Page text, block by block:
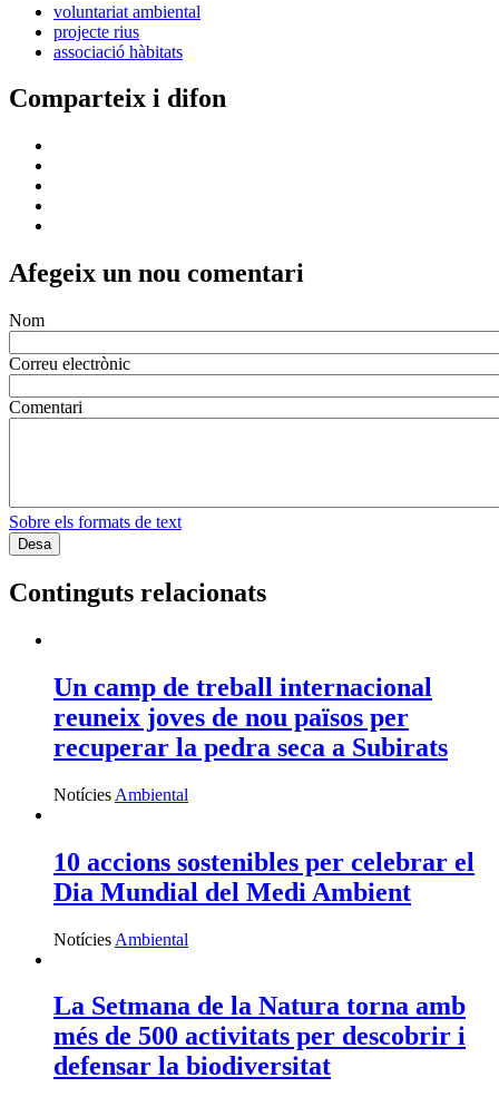
voluntariat ambiental
projecte rius
associació hàbitats
Comparteix i difon
Afegeix un nou comentari
Nom
Correu electrònic
Comentari
Sobre els formats de text
Continguts relacionats
Un camp de treball internacional
reuneix joves de nou països per
recuperar la pedra seca a Subirats
Notícies Ambiental
10 accions sostenibles per celebrar el
Dia Mundial del Medi Ambient
Notícies Ambiental
La Setmana de la Natura torna amb
més de 500 activitats per descobrir i
defensar la biodiversitat